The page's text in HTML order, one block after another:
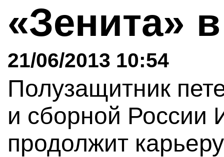
«Зенита»
21/06/2013 10:54
Полузащитник
и сборной России
продолжит